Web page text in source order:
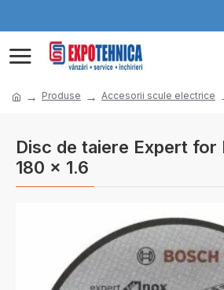
Produse Accesorii scule electrice
Disc de taiere Expert for
180 x 1.6